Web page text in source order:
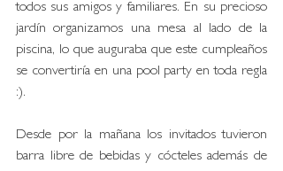
todos sus amigos y familiares. En su precioso
jardín organizamos una mesa al lado de la
piscina, lo que auguraba que este cumpleaños
se convertiría en una pool party en toda regla
:).
Desde por la mañana los invitados tuvieron
barra libre de bebidas y cócteles además de